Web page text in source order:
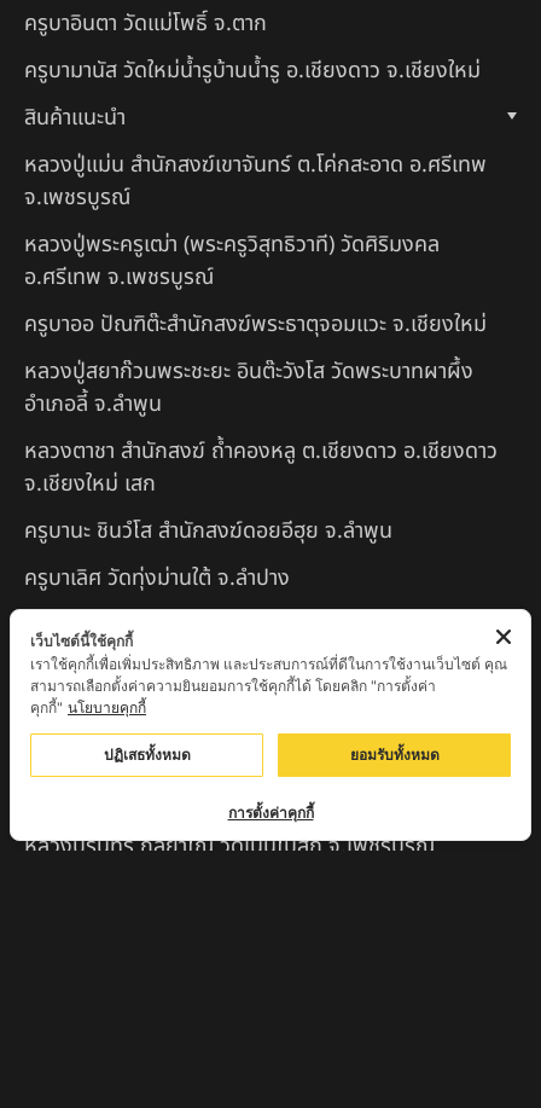
ครูบาอินตา วัดแม่โพธิ์ จ.ตาก
ครูบามานัส วัดใหม่น้ำรูบ้านน้ำรู อ.เชียงดาว จ.เชียงใหม่
สินค้าแนะนำ
หลวงปู่แม่น สำนักสงฆ์เขาจันทร์ ต.โค่กสะอาด อ.ศรีเทพ
จ.เพชรบูรณ์
หลวงปู่พระครูเฒ่า (พระครูวิสุทธิวาที) วัดศิริมงคล
อ.ศรีเทพ จ.เพชรบูรณ์
ครูบาออ ปัณฑิต๊ะสำนักสงฆ์พระธาตุจอมแวะ จ.เชียงใหม่
หลวงปู่สยาก๊วนพระชะยะ อินต๊ะวังโส วัดพระบาทผาผึ้ง
อำเภอลี้ จ.ลำพูน
หลวงตาชา สำนักสงฆ์ ถ้ำคองหลู ต.เชียงดาว อ.เชียงดาว
จ.เชียงใหม่ เสก
ครูบานะ ชินวํโส สำนักสงฆ์ดอยอีฮุย จ.ลำพูน
ครูบาเลิศ วัดทุ่งม่านใต้ จ.ลำปาง
หลวงปู่หนู นรินโท วัดวังท่าดี จ.เพชรบูรณ์
ครูบาทอง วัดก้อท่า จ.ลำพูน
ครูบาตุ๊เจ้าปู่หว่าหลิ่ง วิระทะโย วัดเวฬุวัน อ.เชียงดาว
จ.เชียงใหม่
ครูบาศรี สุจิตโต บ้านสบก๋ง จ.ลำปาง
หลวงปู่รินทร์ กลฺยาโณ วัดเนินโบสถ์ จ.เพชรบูรณ์
เว็บไซต์นี้ใช้คุกกี้
เราใช้คุกกี้เพื่อเพิ่มประสิทธิภาพ และประสบการณ์ที่ดีในการใช้งานเว็บไซต์ คุณ
สามารถเลือกตั้งค่าความยินยอมการใช้คุกกี้ได้ โดยคลิก "การตั้งค่า
คุกกี้" นโยบายคุกกี้
ปฏิเสธทั้งหมด ยอมรับทั้งหมด
การตั้งค่าคุกกี้